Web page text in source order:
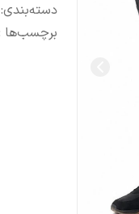
دسته‌بندی
برچسب‌ها